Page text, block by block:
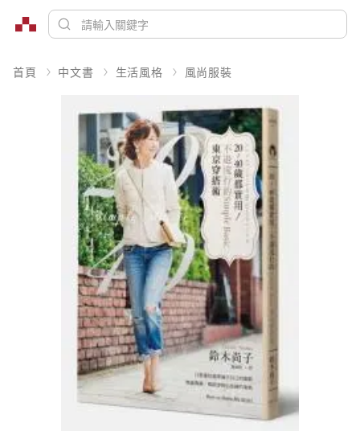
首頁 中文書 生活風格 風尚服裝